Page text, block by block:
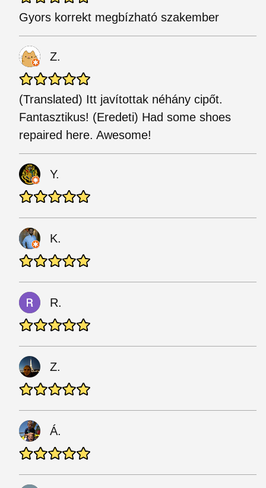
Gyors korrekt megbízható szakember
Z.
(Translated) Itt javítottak néhány cipőt.
Fantasztikus! (Eredeti) Had some shoes
repaired here. Awesome!
Y.
K.
R.
Z.
Á.